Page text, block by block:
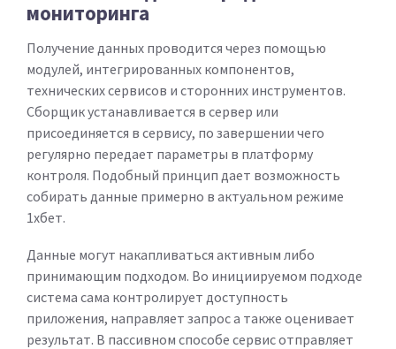
мониторинга
Получение данных проводится через помощью
модулей, интегрированных компонентов,
технических сервисов и сторонних инструментов.
Сборщик устанавливается в сервер или
присоединяется в сервису, по завершении чего
регулярно передает параметры в платформу
контроля. Подобный принцип дает возможность
собирать данные примерно в актуальном режиме
1хбет.
Данные могут накапливаться активным либо
принимающим подходом. Во инициируемом подходе
система сама контролирует доступность
приложения, направляет запрос а также оценивает
результат. В пассивном способе сервис отправляет